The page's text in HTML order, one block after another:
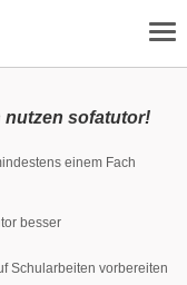
nutzen sofatutor!
einem Fach
besser
Schularbeiten vorbereiten